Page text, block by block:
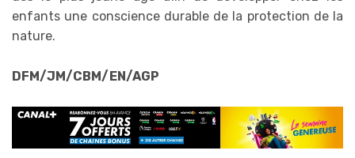
enfants une conscience durable de la protection de la
nature.
DFM/JM/CBM/EN/AGP